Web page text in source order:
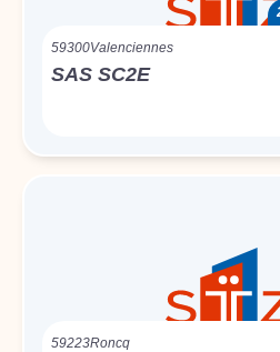
59300Valenciennes
SAS SC2E
59223Roncq